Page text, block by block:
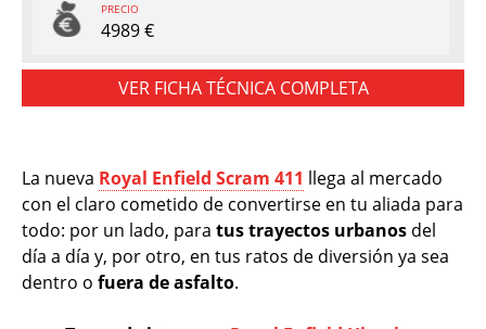
PRECIO
4989 €
VER FICHA TÉCNICA COMPLETA
La nueva Royal Enfield Scram 411 llega al mercado
con el claro cometido de convertirse en tu aliada para
todo: por un lado, para tus trayectos urbanos del
día a día y, por otro, en tus ratos de diversión ya sea
dentro o fuera de asfalto.